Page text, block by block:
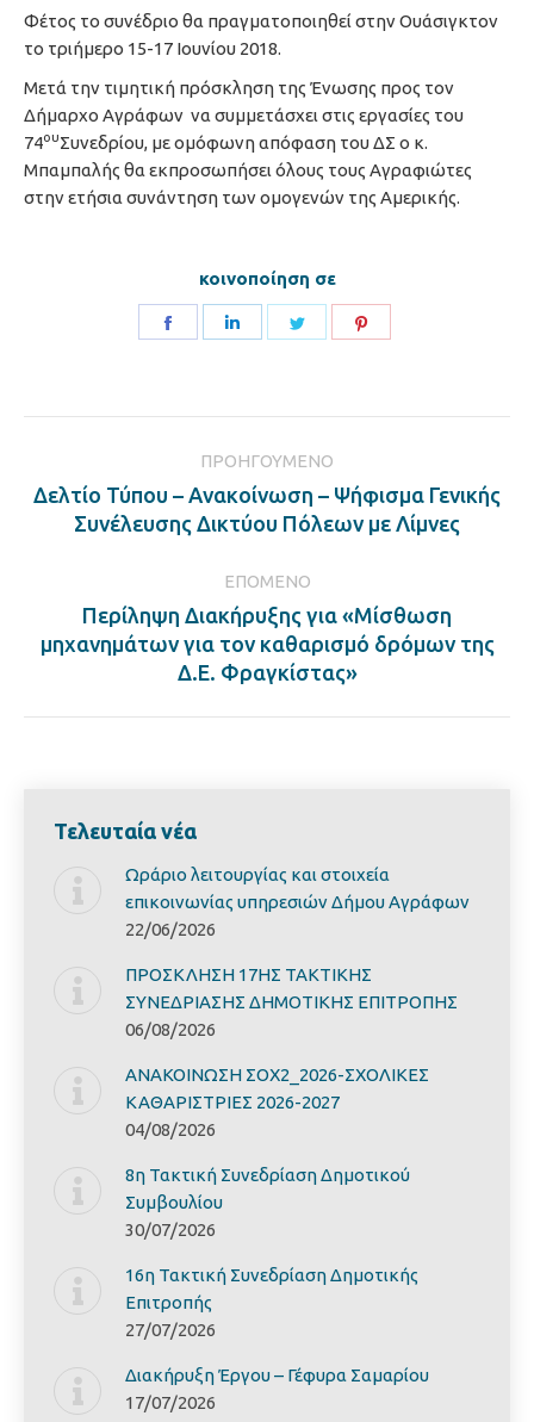
Φέτος το συνέδριο θα πραγματοποιηθεί στην Ουάσιγκτον
το τριήμερο 15-17 Ιουνίου 2018.
Μετά την τιμητική πρόσκληση της Ένωσης προς τον
Δήμαρχο Αγράφων να συμμετάσχει στις εργασίες του
74ουΣυνεδρίου, με ομόφωνη απόφαση του ΔΣ ο κ.
Μπαμπαλής θα εκπροσωπήσει όλους τους Αγραφιώτες
στην ετήσια συνάντηση των ομογενών της Αμερικής.
κοινοποίηση σε
Share
ΠΡΟΗΓΟΎΜΕΝΟ
Previous
post:
Δελτίο Τύπου – Ανακοίνωση – Ψήφισμα Γενικής
Συνέλευσης Δικτύου Πόλεων με Λίμνες
ΕΠΌΜΕΝΟ
Next
post:
Περίληψη Διακήρυξης για «Μίσθωση
μηχανημάτων για τον καθαρισμό δρόμων της
Δ.Ε. Φραγκίστας»
Τελευταία νέα
Ωράριο λειτουργίας και στοιχεία
επικοινωνίας υπηρεσιών Δήμου Αγράφων
22/06/2026
ΠΡΟΣΚΛΗΣΗ 17ΗΣ ΤΑΚΤΙΚΗΣ
ΣΥΝΕΔΡΙΑΣΗΣ ΔΗΜΟΤΙΚΗΣ ΕΠΙΤΡΟΠΗΣ
06/08/2026
ΑΝΑΚΟΙΝΩΣΗ ΣΟΧ2_2026-ΣΧΟΛΙΚΕΣ
ΚΑΘΑΡΙΣΤΡΙΕΣ 2026-2027
04/08/2026
8η Τακτική Συνεδρίαση Δημοτικού
Συμβουλίου
30/07/2026
16η Τακτική Συνεδρίαση Δημοτικής
Επιτροπής
27/07/2026
Διακήρυξη Έργoυ – Γέφυρα Σαμαρίoυ
17/07/2026